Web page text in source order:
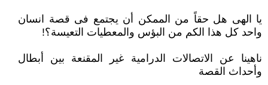
يا الهى هل حقاً من الممكن أن يجتمع فى قصة انسان
واحد كل هذا الكم من البؤس والمعطيات التعيسة؟!
ناهينا عن الاتصالات الدرامية غير المقنعة بين أبطال
وأحداث القصة